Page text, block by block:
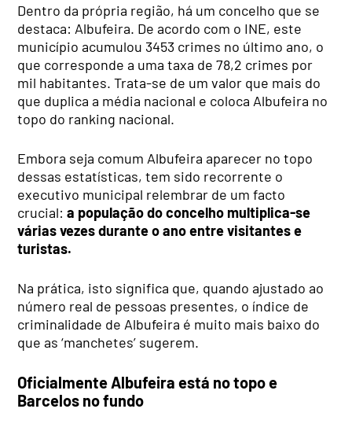
Dentro da própria região, há um concelho que se
destaca: Albufeira. De acordo com o INE, este
município acumulou 3453 crimes no último ano, o
que corresponde a uma taxa de 78,2 crimes por
mil habitantes. Trata-se de um valor que mais do
que duplica a média nacional e coloca Albufeira no
topo do ranking nacional.
Embora seja comum Albufeira aparecer no topo
dessas estatísticas, tem sido recorrente o
executivo municipal relembrar de um facto
crucial:a população do concelho multiplica-se
várias vezes durante o ano entre visitantes e
turistas.
Na prática, isto significa que, quando ajustado ao
número real de pessoas presentes, o índice de
criminalidade de Albufeira é muito mais baixo do
que as ‘manchetes’ sugerem.
Oficialmente Albufeira está no topo e
Barcelos no fundo